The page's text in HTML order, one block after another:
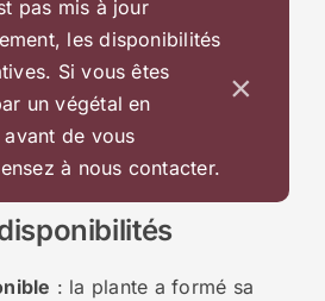
pas mis à jour
les disponibilités
Si vous êtes
un végétal en
de vous
à nous contacter.
×
: la plante a formé sa